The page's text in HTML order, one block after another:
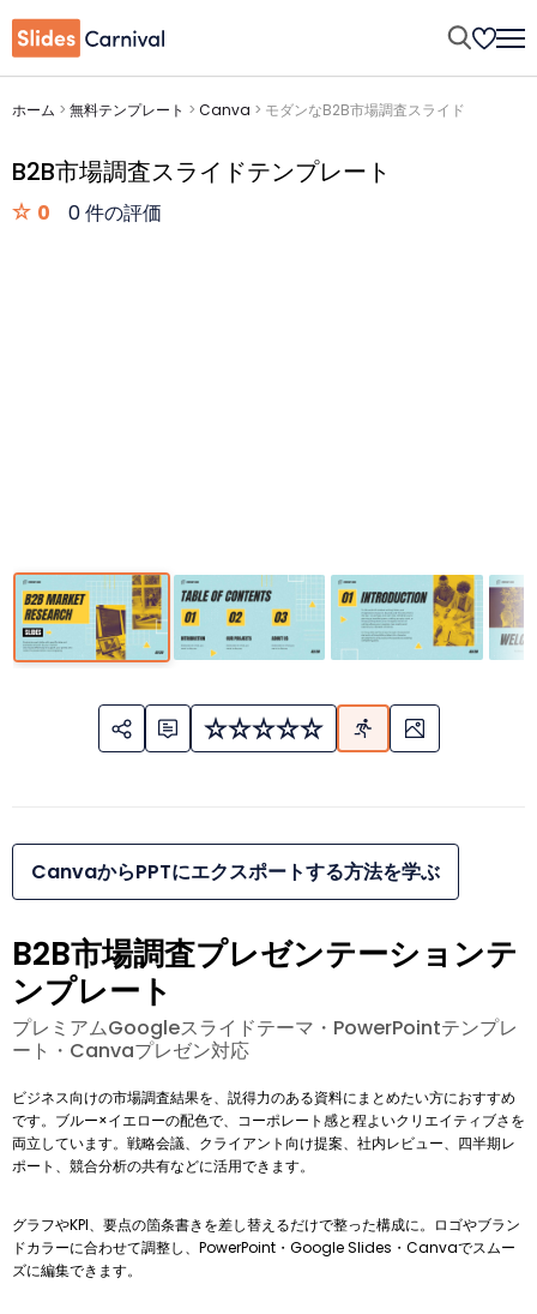
ホーム > 無料テンプレート > Canva > モダンなB2B市場調査スライド
B2B市場調査スライドテンプレート
0 0 件の評価
CanvaからPPTにエクスポートする方法を学ぶ
B2B市場調査プレゼンテーションテ
ンプレート
プレミアムGoogleスライドテーマ・PowerPointテンプレ
ート・Canvaプレゼン対応
ビジネス向けの市場調査結果を、説得力のある資料にまとめたい方におすすめ
です。ブルー×イエローの配色で、コーポレート感と程よいクリエイティブさを
両立しています。戦略会議、クライアント向け提案、社内レビュー、四半期レ
ポート、競合分析の共有などに活用できます。
グラフやKPI、要点の箇条書きを差し替えるだけで整った構成に。ロゴやブラン
ドカラーに合わせて調整し、PowerPoint・Google Slides・Canvaでスムー
ズに編集できます。